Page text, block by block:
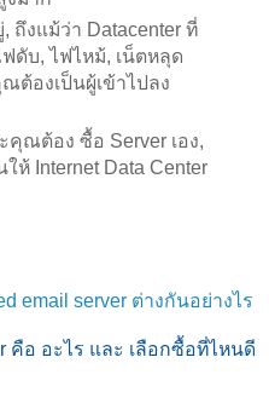
งแม้ว่า Datacenter ที่
ดับ, ไฟไหม้, เน็ตหลุด
ต้องเป็นผู้เข้าไปลง
คุณต้อง ซื้อ Server เอง,
ห้ Internet Data Center
email server ต่างกันอย่างไร
คือ อะไร และ เลือกซื้อที่ไหนดี